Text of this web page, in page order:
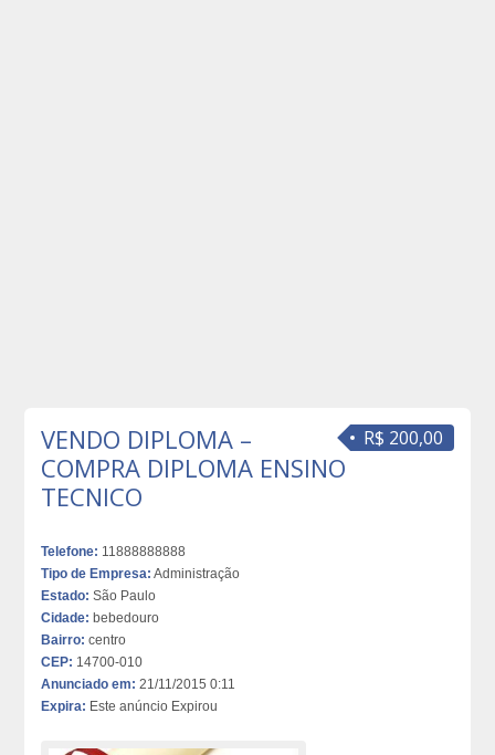
R$ 200,00
VENDO DIPLOMA –
COMPRA DIPLOMA ENSINO
TECNICO
Telefone: 11888888888
Tipo de Empresa: Administração
Estado: São Paulo
Cidade: bebedouro
Bairro: centro
CEP: 14700-010
Anunciado em: 21/11/2015 0:11
Expira: Este anúncio Expirou